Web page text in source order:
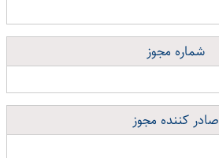
شماره مجوز
صادر کننده مجوز